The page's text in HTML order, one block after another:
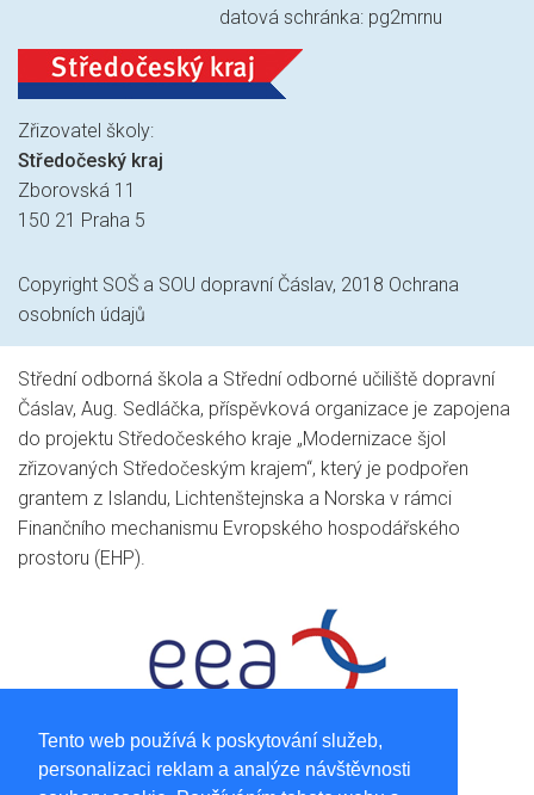
Tento web používá k poskytování služeb,
personalizaci reklam a analýze návštěvnosti
datová schránka: pg2mrnu
Zřizovatel školy:
Středočeský kraj
Zborovská 11
150 21 Praha 5
Copyright SOŠ a SOU dopravní Čáslav, 2018 Ochrana
osobních údajů
Střední odborná škola a Střední odborné učiliště dopravní
Čáslav, Aug. Sedláčka, příspěvková organizace je zapojena
do projektu Středočeského kraje „Modernizace šjol
zřizovaných Středočeským krajem“, který je podpořen
grantem z Islandu, Lichtenštejnska a Norska v rámci
Finančního mechanismu Evropského hospodářského
prostoru (EHP).